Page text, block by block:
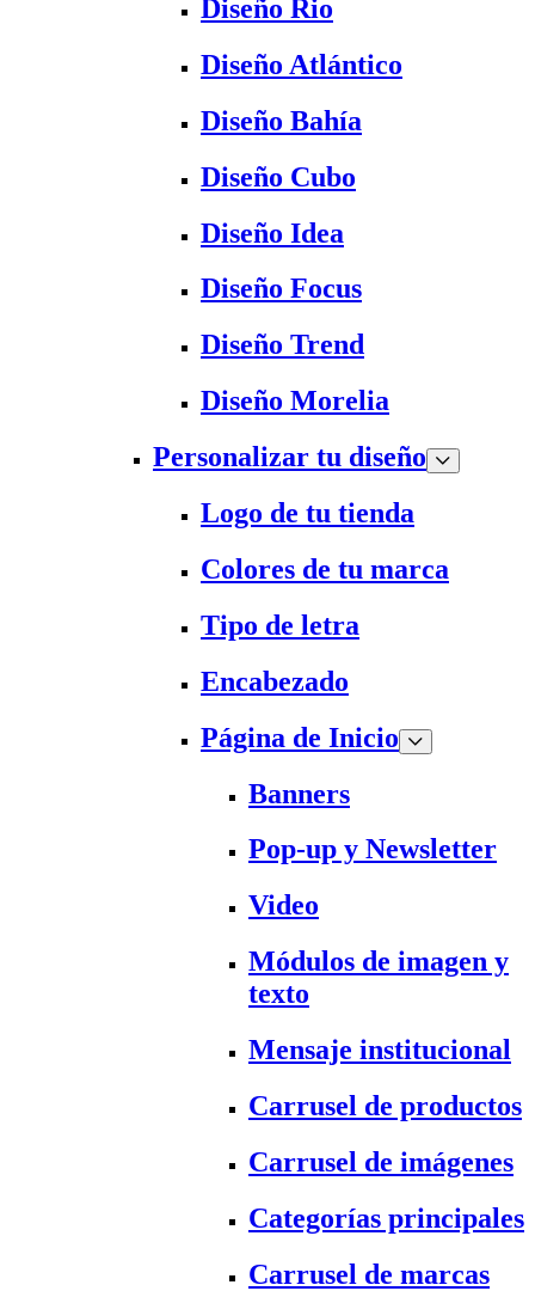
Diseño Rio
Diseño Atlántico
Diseño Bahía
Diseño Cubo
Diseño Idea
Diseño Focus
Diseño Trend
Diseño Morelia
Personalizar tu diseño
Logo de tu tienda
Colores de tu marca
Tipo de letra
Encabezado
Página de Inicio
Banners
Pop-up y Newsletter
Video
Módulos de imagen y
texto
Mensaje institucional
Carrusel de productos
Carrusel de imágenes
Categorías principales
Carrusel de marcas